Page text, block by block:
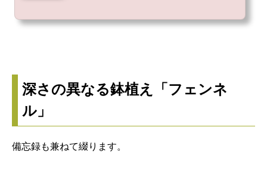
深さの異なる鉢植え「フェンネ
ル」
備忘録も兼ねて綴ります。